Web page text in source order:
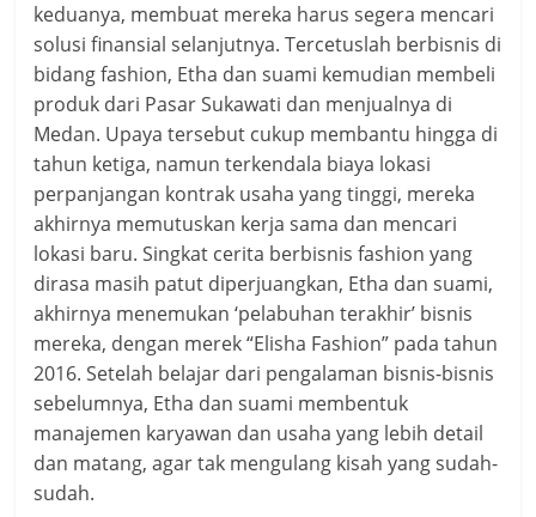
keduanya, membuat mereka harus segera mencari
solusi finansial selanjutnya. Tercetuslah berbisnis di
bidang fashion, Etha dan suami kemudian membeli
produk dari Pasar Sukawati dan menjualnya di
Medan. Upaya tersebut cukup membantu hingga di
tahun ketiga, namun terkendala biaya lokasi
perpanjangan kontrak usaha yang tinggi, mereka
akhirnya memutuskan kerja sama dan mencari
lokasi baru. Singkat cerita berbisnis fashion yang
dirasa masih patut diperjuangkan, Etha dan suami,
akhirnya menemukan ‘pelabuhan terakhir’ bisnis
mereka, dengan merek “Elisha Fashion” pada tahun
2016. Setelah belajar dari pengalaman bisnis-bisnis
sebelumnya, Etha dan suami membentuk
manajemen karyawan dan usaha yang lebih detail
dan matang, agar tak mengulang kisah yang sudah-
sudah.